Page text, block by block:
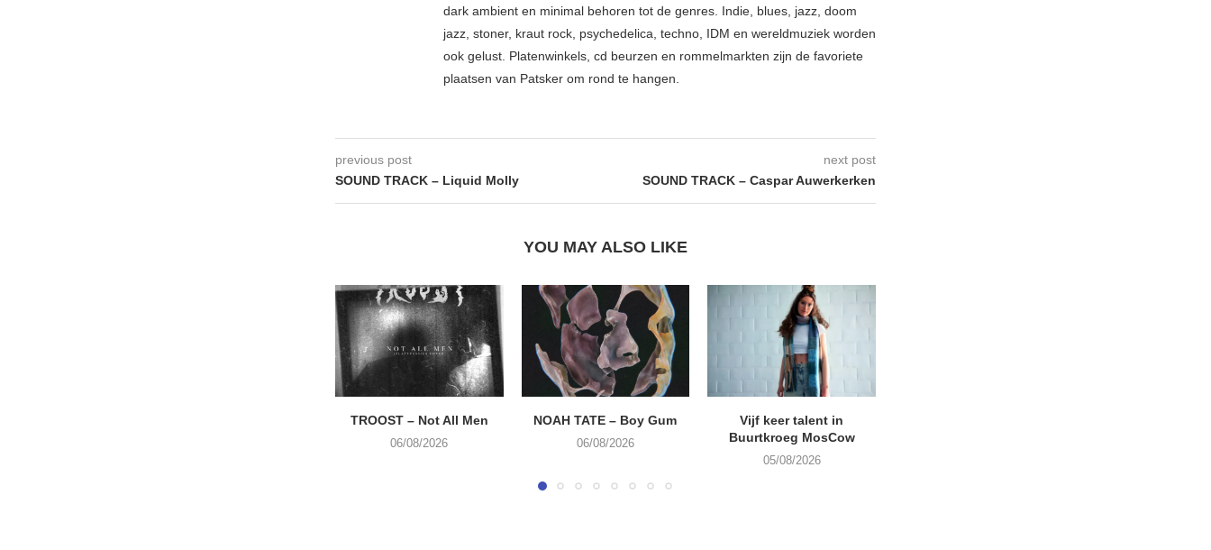
dark ambient en minimal behoren tot de genres. Indie, blues, jazz, doom
jazz, stoner, kraut rock, psychedelica, techno, IDM en wereldmuziek worden
ook gelust. Platenwinkels, cd beurzen en rommelmarkten zijn de favoriete
plaatsen van Patsker om rond te hangen.
previous post
SOUND TRACK – Liquid Molly
next post
SOUND TRACK – Caspar Auwerkerken
YOU MAY ALSO LIKE
TROOST – Not All Men
06/08/2026
NOAH TATE – Boy Gum
06/08/2026
Vijf keer talent in
Buurtkroeg MosCow
05/08/2026